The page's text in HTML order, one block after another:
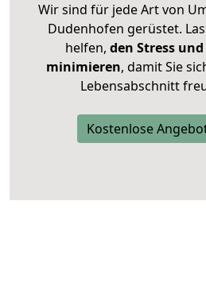
Wir sind für jede Art von
Dudenhofen gerüstet.
helfen, den Stress
minimieren, damit Sie
Lebensabschnitt
Kostenlose